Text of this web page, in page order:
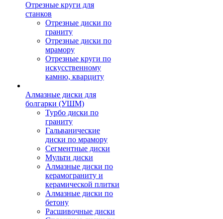
Отрезные круги для
станков
Отрезные диски по
граниту
Отрезные диски по
мрамору
Отрезные круги по
искусственному
камню, кварциту
Алмазные диски для
болгарки (УШМ)
Турбо диски по
граниту
Гальванические
диски по мрамору
Сегментные диски
Мульти диски
Алмазные диски по
керамограниту и
керамической плитки
Алмазные диски по
бетону
Расшивочные диски